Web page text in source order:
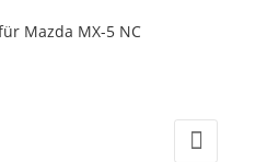
Mazda MX-5 NC